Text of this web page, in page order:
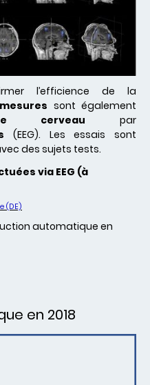
l’efficience de la
mesures sont également
cerveau par
(EEG). Les essais sont
des sujets tests.
via EEG (à
(DE)
automatique en
en 2018